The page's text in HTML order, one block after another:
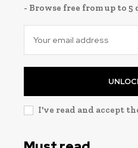
- Browse free from up to 5
I've read and accept